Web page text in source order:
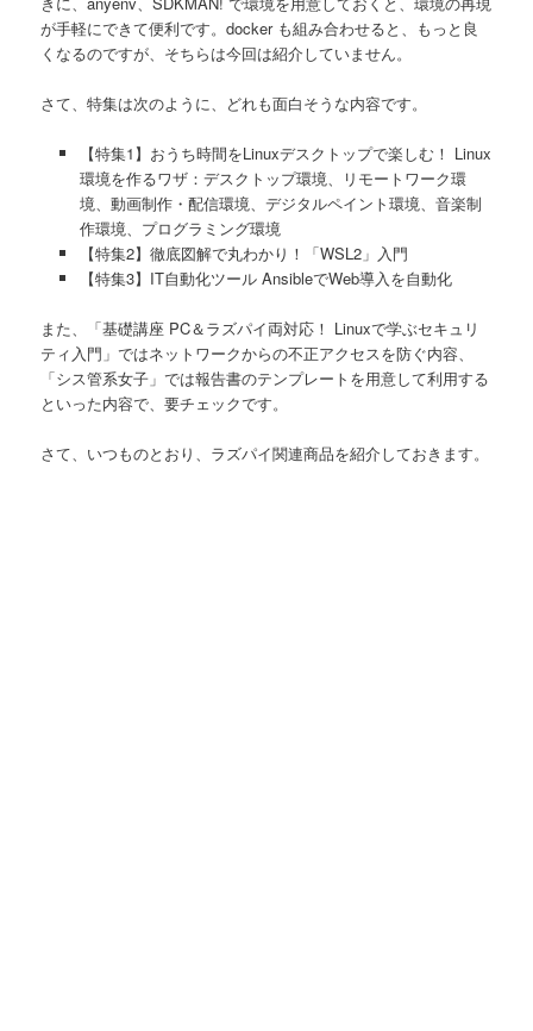
が手軽にできて便利です。docker も組み合わせると、もっと良
くなるのですが、そちらは今回は紹介していません。
さて、特集は次のように、どれも面白そうな内容です。
【特集1】おうち時間をLinuxデスクトップで楽しむ！ Linux
環境を作るワザ：デスクトップ環境、リモートワーク環
境、動画制作・配信環境、デジタルペイント環境、音楽制
作環境、プログラミング環境
【特集2】徹底図解で丸わかり！「WSL2」入門
【特集3】IT自動化ツール AnsibleでWeb導入を自動化
また、「基礎講座 PC＆ラズパイ両対応！ Linuxで学ぶセキュリ
ティ入門」ではネットワークからの不正アクセスを防ぐ内容、
「シス管系女子」では報告書のテンプレートを用意して利用する
といった内容で、要チェックです。
さて、いつものとおり、ラズパイ関連商品を紹介しておきます。